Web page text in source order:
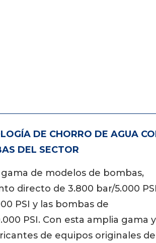
DE CHORRO DE AGUA
DEL SECTOR
de modelos de bombas,
directo de 3.800 bar/5.000
PSI y las bombas de
PSI. Con esta amplia gama
de equipos originales de